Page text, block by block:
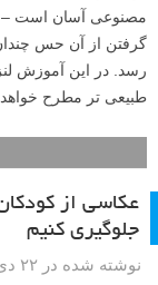
مصنوعی آسان است –
گرفتن از آن حس
رسد. در این آموزش
طبیعی تر مطرح
عکاسی از
جلوگیری کنیم
نوشته شده در ۲۲ دی ۱۳۹۵